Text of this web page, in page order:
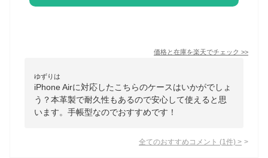
価格と在庫を楽天でチェック >>
ゆずりは
iPhone Airに対応したこちらのケースはいかがでしょ
う？本革製で耐久性もあるので安心して使えると思
います。手帳型なのでおすすめです！
全てのおすすめコメント (1 件) >